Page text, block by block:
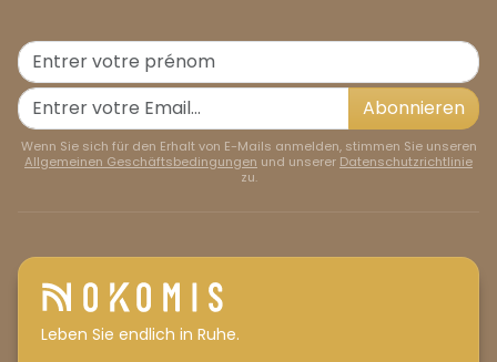
Abonnieren
Wenn Sie sich für den Erhalt von E-Mails anmelden, stimmen Sie unseren
Allgemeinen Geschäftsbedingungen und unserer Datenschutzrichtlinie
zu.
Leben Sie endlich in Ruhe.